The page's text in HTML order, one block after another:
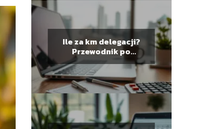
Ile za km delegacji?
Przewodnik po
stawkach i
rozliczeniach